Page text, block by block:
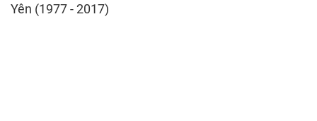
Yên (1977 - 2017)